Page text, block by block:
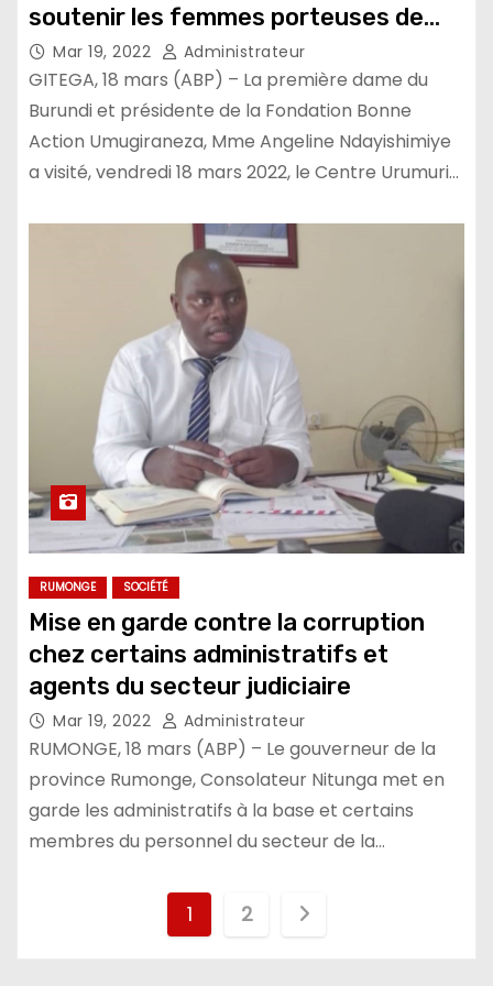
soutenir les femmes porteuses de
fistules obstétricales
Mar 19, 2022 Administrateur
GITEGA, 18 mars (ABP) – La première dame du
Burundi et présidente de la Fondation Bonne
Action Umugiraneza, Mme Angeline Ndayishimiye
a visité, vendredi 18 mars 2022, le Centre Urumuri…
RUMONGE SOCIÉTÉ
Mise en garde contre la corruption
chez certains administratifs et
agents du secteur judiciaire
Mar 19, 2022 Administrateur
RUMONGE, 18 mars (ABP) – Le gouverneur de la
province Rumonge, Consolateur Nitunga met en
garde les administratifs à la base et certains
membres du personnel du secteur de la…
Pagination
1 2